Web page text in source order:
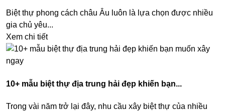
Biệt thự phong cách châu Âu luôn là lựa chọn được nhiều
gia chủ yêu...
Xem chi tiết
10+ mẫu biệt thự địa trung hải đẹp khiến bạn...
Trong vài năm trở lại đây, nhu cầu xây biệt thự của nhiều